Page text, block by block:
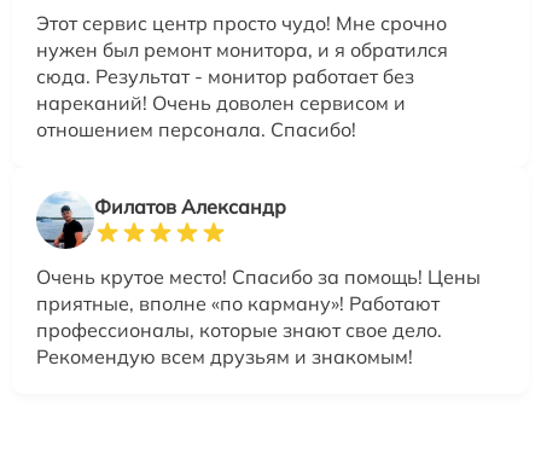
Этот сервис центр просто чудо! Мне срочно
нужен был ремонт монитора, и я обратился
сюда. Результат - монитор работает без
нареканий! Очень доволен сервисом и
отношением персонала. Спасибо!
Филатов Александр
Очень крутое место! Спасибо за помощь! Цены
приятные, вполне «по карману»! Работают
профессионалы, которые знают свое дело.
Рекомендую всем друзьям и знакомым!